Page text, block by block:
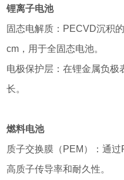
锂离子电池
固态电解质：PECVD沉积
cm，用于全固态电池。
电极保护层：在锂金属负极
长。
燃料电池
质子交换膜（PEM）：通
高质子传导率和耐久性。